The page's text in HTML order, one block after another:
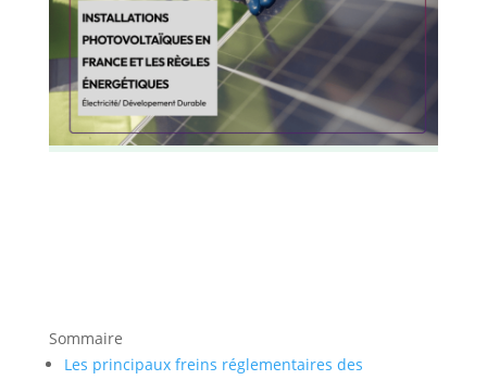
Sommaire
Les principaux freins réglementaires des